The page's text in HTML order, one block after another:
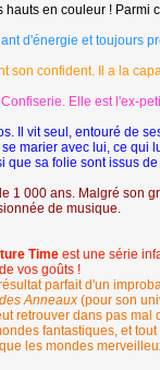
en couleur ! Parmi
d'énergie et toujours
son confident. Il a la
Elle est l'ex-
Il vit seul, entouré de
marier avec lui, ce qui
que sa folie sont issus
1 000 ans. Malgré son
de musique.
Time est une série
vos goûts !
parfait d'un
Anneaux (pour son
retrouver dans pas mal
fantastiques, et
les mondes